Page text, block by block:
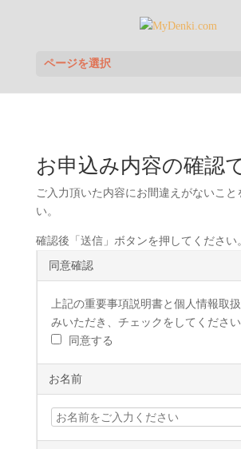
ページを選択
お申込み内容の確認
ご入力頂いた内容にお間違えがないこと
い。
確認後「送信」ボタンを押してください
同意確認
上記の重要事項説明書と個人情報取
みいただき、チェックをしてください
同意する
お名前